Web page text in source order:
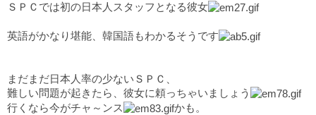
ＳＰＣでは初の日本人スタッフとなる彼女
英語がかなり堪能、韓国語もわかるそうです
まだまだ日本人率の少ないＳＰＣ、
難しい問題が起きたら、彼女に頼っちゃいましょう
行くなら今がチャ～ンス
かも。